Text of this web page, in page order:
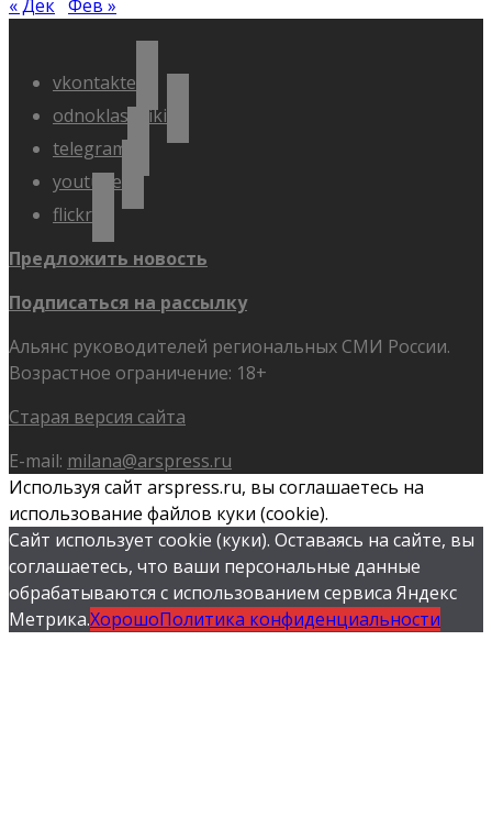
« Дек Фев »
vkontakte
odnoklassniki
telegram
youtube
flickr
Предложить новость
Подписаться на рассылку
Альянс руководителей региональных СМИ России.
Возрастное ограничение: 18+
Старая версия сайта
E-mail: milana@arspress.ru
Используя сайт arspress.ru, вы соглашаетесь на
использование файлов куки (cookie).
Сайт использует cookie (куки). Оставаясь на сайте, вы
соглашаетесь, что ваши персональные данные
обрабатываются с использованием сервиса Яндекс
Метрика.ХорошоПолитика конфиденциальности